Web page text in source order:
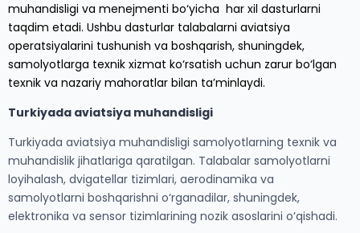
muhandisligi va menejmenti bo‘yicha har xil dasturlarni
taqdim etadi. Ushbu dasturlar talabalarni aviatsiya
operatsiyalarini tushunish va boshqarish, shuningdek,
samolyotlarga texnik xizmat ko‘rsatish uchun zarur bo‘lgan
texnik va nazariy mahoratlar bilan ta’minlaydi.
Turkiyada aviatsiya muhandisligi
Turkiyada aviatsiya muhandisligi samolyotlarning texnik va
muhandislik jihatlariga qaratilgan. Talabalar samolyotlarni
loyihalash, dvigatellar tizimlari, aerodinamika va
samolyotlarni boshqarishni o‘rganadilar, shuningdek,
elektronika va sensor tizimlarining nozik asoslarini o’qishadi.